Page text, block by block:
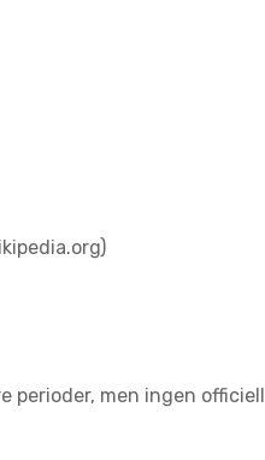
perioder, men ingen officiell